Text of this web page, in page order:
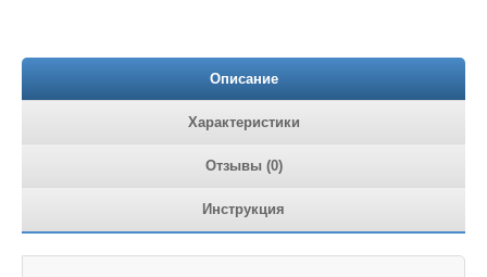
Описание
Характеристики
Отзывы (0)
Инструкция